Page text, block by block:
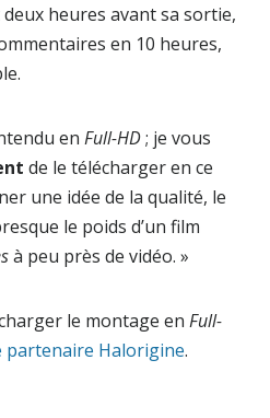
heures avant sa sortie,
en 10 heures,
en Full-HD; je vous
de le télécharger en ce
une idée de la qualité, le
le poids d’un film
à peu près de vidéo. »
le montage en Full-
partenaire Halorigine.